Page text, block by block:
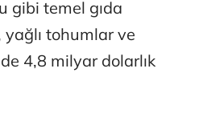
gibi temel gıda
yağlı tohumlar ve
4,8 milyar dolarlık